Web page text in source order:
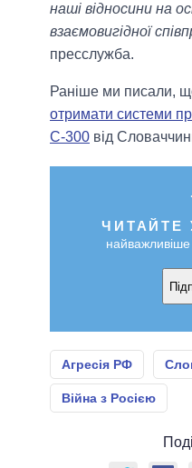
наші відносини на
взаємовигідної
пресслужба.
Раніше ми писали,
отримати системи
С-300 від
ЧИТАЙТЕ
найважливіше
Агресія РФ
Війна з Росією